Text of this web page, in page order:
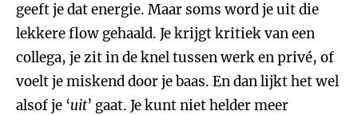
geeft je dat energie. Maar soms word je uit die
lekkere flow gehaald. Je krijgt kritiek van een
collega, je zit in de knel tussen werk en privé, of
voelt je miskend door je baas. En dan lijkt het wel
alsof je ‘uit’ gaat. Je kunt niet helder meer